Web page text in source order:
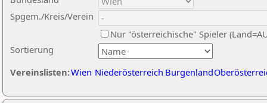
Sortierung
Spgem./Kreis/Verein
Nur "österreichische" Spieler
Vereinslisten:Wien Niederösterreich Burgenland